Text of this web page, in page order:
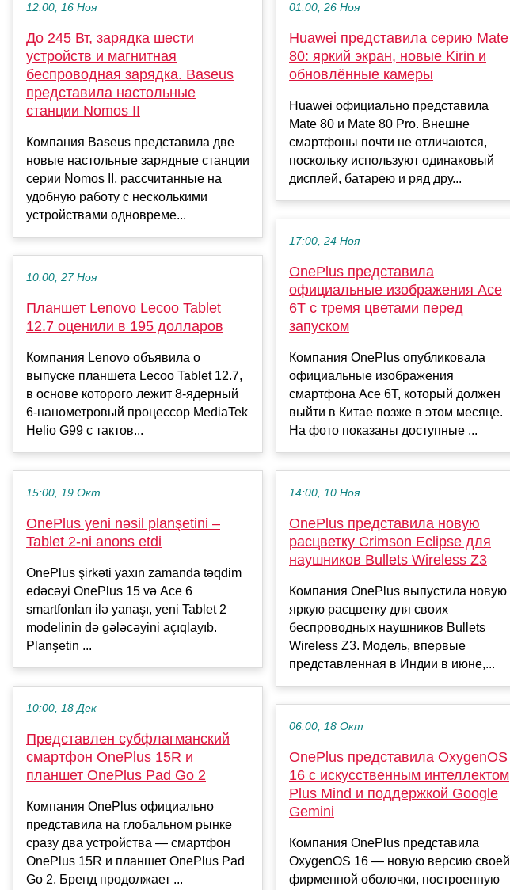
12:00, 16 Ноя
До 245 Вт, зарядка шести
устройств и магнитная
беспроводная зарядка. Baseus
представила настольные
станции Nomos II
Компания Baseus представила две
новые настольные зарядные станции
серии Nomos II, рассчитанные на
удобную работу с несколькими
устройствами одновреме...
10:00, 27 Ноя
Планшет Lenovo Lecoo Tablet
12.7 оценили в 195 долларов
Компания Lenovo объявила о
выпуске планшета Lecoo Tablet 12.7,
в основе которого лежит 8-ядерный
6-нанометровый процессор MediaTek
Helio G99 с тактов...
15:00, 19 Окт
OnePlus yeni nəsil planşetini –
Tablet 2-ni anons etdi
OnePlus şirkəti yaxın zamanda təqdim
edəcəyi OnePlus 15 və Ace 6
smartfonları ilə yanaşı, yeni Tablet 2
modelinin də gələcəyini açıqlayıb.
Planşetin ...
10:00, 18 Дек
Представлен субфлагманский
смартфон OnePlus 15R и
планшет OnePlus Pad Go 2
Компания OnePlus официально
представила на глобальном рынке
сразу два устройства — смартфон
OnePlus 15R и планшет OnePlus Pad
Go 2. Бренд продолжает ...
01:00, 26 Ноя
Huawei представила серию Mate
80: яркий экран, новые Kirin и
обновлённые камеры
Huawei официально представила
Mate 80 и Mate 80 Pro. Внешне
смартфоны почти не отличаются,
поскольку используют одинаковый
дисплей, батарею и ряд дру...
17:00, 24 Ноя
OnePlus представила
официальные изображения Ace
6T с тремя цветами перед
запуском
Компания OnePlus опубликовала
официальные изображения
смартфона Ace 6T, который должен
выйти в Китае позже в этом месяце.
На фото показаны доступные ...
14:00, 10 Ноя
OnePlus представила новую
расцветку Crimson Eclipse для
наушников Bullets Wireless Z3
Компания OnePlus выпустила новую
яркую расцветку для своих
беспроводных наушников Bullets
Wireless Z3. Модель, впервые
представленная в Индии в июне,...
06:00, 18 Окт
OnePlus представила OxygenOS
16 с искусственным интеллектом
Plus Mind и поддержкой Google
Gemini
Компания OnePlus представила
OxygenOS 16 — новую версию своей
фирменной оболочки, построенную